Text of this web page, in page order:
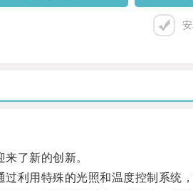
了新的创新。
用特殊的光照和温度控制系统，